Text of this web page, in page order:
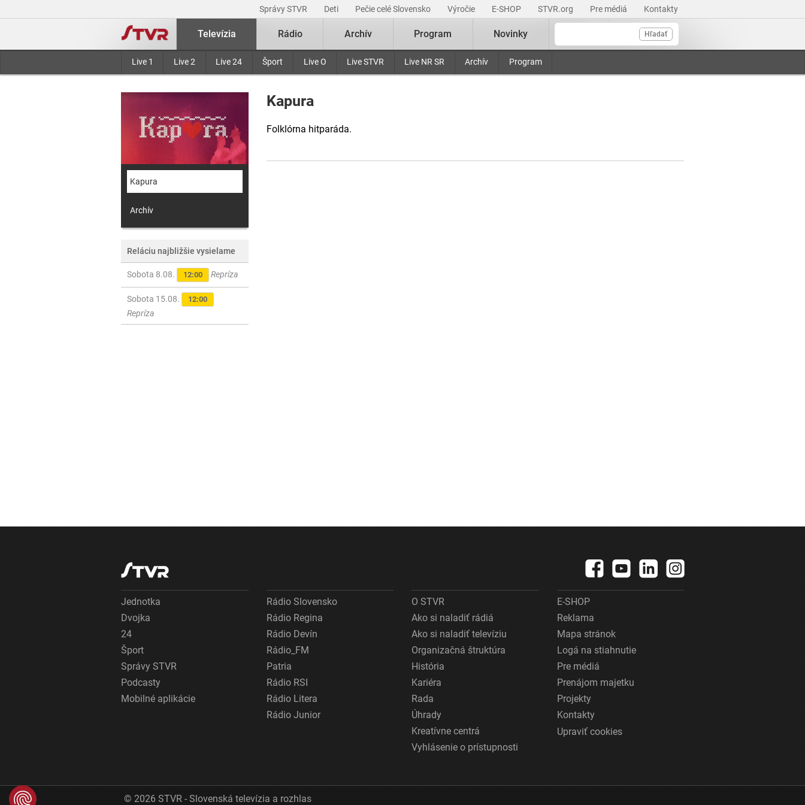
Správy STVR Deti Pečie celé Slovensko Výročie E-SHOP STVR.org Pre médiá Kontakty
Hľadať
Televízia
Live 1 Live 2 Live 24 Šport Live O Live STVR Live NR SR Archív Program
Rádio Archív Program Novinky
Kapura
Archív
Reláciu najbližšie vysielame
Sobota 8.08. 12:00 Repríza
Sobota 15.08. 12:00
Repríza
Kapura
Folklórna hitparáda.
Jednotka
Dvojka
24
Šport
Správy STVR
Podcasty
Mobilné aplikácie
Rádio Slovensko
Rádio Regina
Rádio Devín
Rádio_FM
Patria
Rádio RSI
Rádio Litera
Rádio Junior
O STVR
Ako si naladiť rádiá
Ako si naladiť televíziu
Organizačná štruktúra
História
Kariéra
Rada
Úhrady
Kreatívne centrá
Vyhlásenie o prístupnosti
E-SHOP
Reklama
Mapa stránok
Logá na stiahnutie
Pre médiá
Prenájom majetku
Projekty
Kontakty
Upraviť cookies
© 2026 STVR - Slovenská televízia a rozhlas